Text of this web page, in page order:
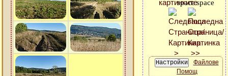
Файлове
Помощ